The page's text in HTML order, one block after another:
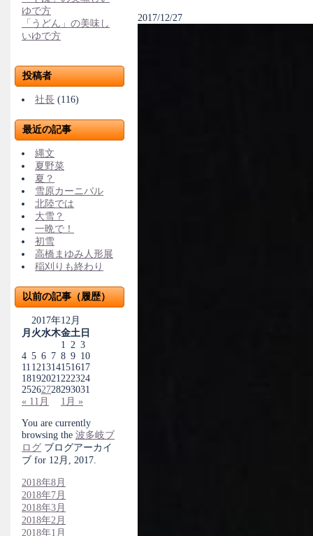
ゆで方
「うどん」の美味し
いゆで方
投稿者
社長 (116)
最近の記事
縄文
夏野菜
夏？
雪原カーニバル
北陸では
大雪？
一晩で！
初雪
高橋まゆみ人形展
稲刈りも終わり
以前の記事（履歴）
2017年12月
月 火水木金土 日
« 11月 1月 »
1 2 3
4 5 6 7 8 9 10
11 121314151617
18192021222324
25262728293031
You are currently
browsing the 波多岐ブ
ログ ブログアーカイ
ブ for 12月, 2017.
2018年8月
2018年7月
2018年3月
2018年2月
2018年1月
2017/12/27